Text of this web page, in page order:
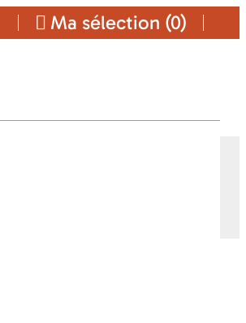
Ma sélection (0)